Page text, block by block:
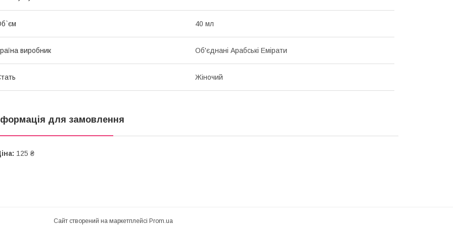
40 мл
виробник Об'єднані Арабські Емірати
Жіночий
для замовлення
125 ₴
Сайт створений на маркетплейсі Prom.ua